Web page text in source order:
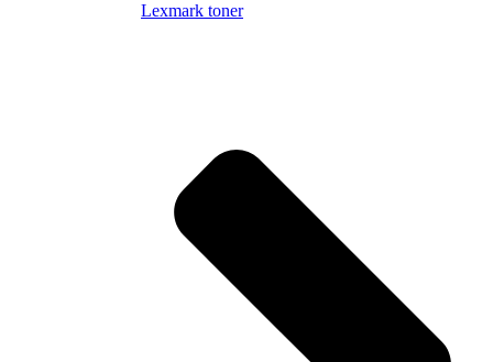
Lexmark toner